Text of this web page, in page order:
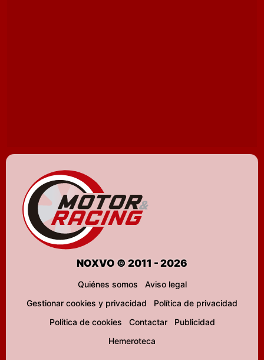
NOXVO © 2011 - 2026
Quiénes somos
Aviso legal
Gestionar cookies y privacidad
Política de privacidad
Política de cookies
Contactar
Publicidad
Hemeroteca